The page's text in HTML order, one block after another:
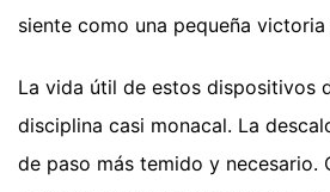
siente como una pequeña
La vida útil de estos dispositivos
disciplina casi monacal. La
de paso más temido y necesario.